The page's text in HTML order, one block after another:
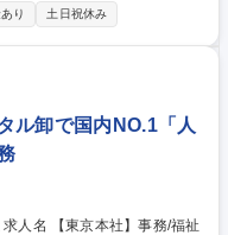
歩行器などの用具をレンタル
祉用具に関する問い合わせ
福山市/介
実した研修/年休125日◎
り 土日祝休み
ル卸で国内NO.1「人